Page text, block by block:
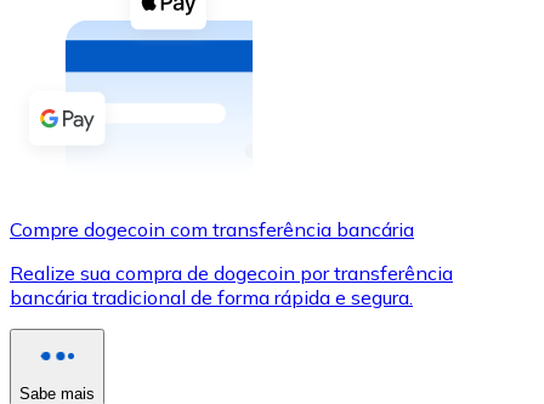
Compre criptomoedas com dinheiro e outros
Comprar com dinheiro
Transferência SEPA
Use cartões Visa e Mastercard para comprar
Comprar com cartão
Compre dogecoin com transferência bancária
Realize sua compra de dogecoin por transferência
bancária tradicional de forma rápida e segura.
Sabe mais